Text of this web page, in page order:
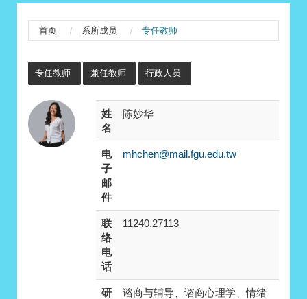
首页 系所成员 专任教师
专任教师 兼任教师 行政人员
姓
名
陈妙华
电
子
邮
件
mhchen@mail.fgu.edu.tw
联
络
电
话
11240,27113
研
谘商与辅导、谘商心理学、情绪